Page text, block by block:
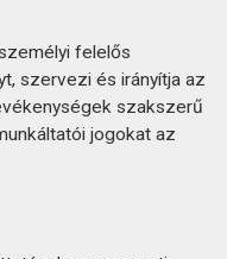
felelős
szervezi és irányítja az
szakszerű
jogokat az